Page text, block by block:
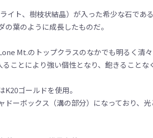
イト、樹枝状結晶）が入った希少な石である
の葉のように成長したものだ。
Mt.のトップクラスのなかでも明るく清々
ことにより強い個性となり、飽きることな
K20ゴールドを使用。
ドーボックス（溝の部分）になっており、